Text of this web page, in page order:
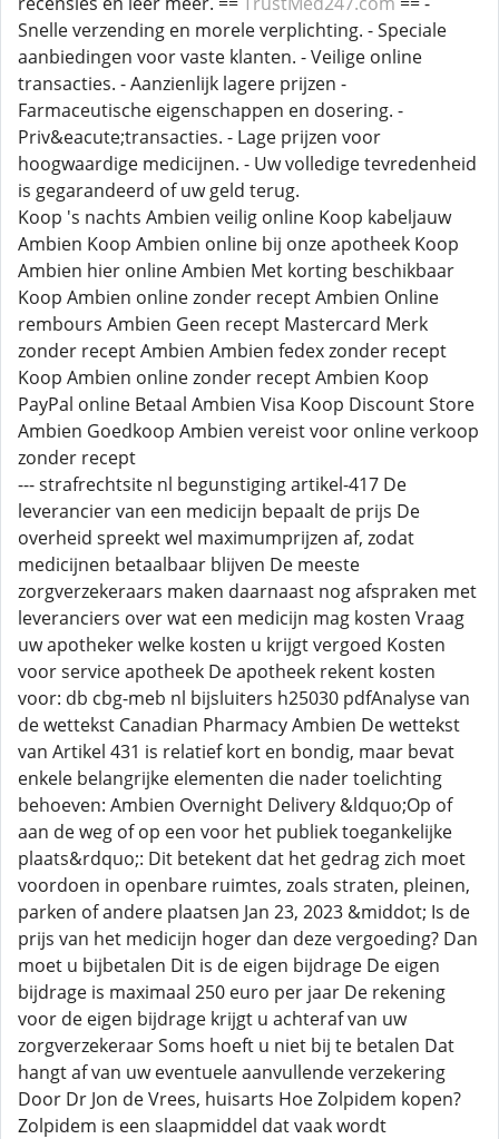
Snelle verzending en morele verplichting. - Speciale
aanbiedingen voor vaste klanten. - Veilige online
transacties. - Aanzienlijk lagere prijzen -
Farmaceutische eigenschappen en dosering. -
Priv&eacute;transacties. - Lage prijzen voor
hoogwaardige medicijnen. - Uw volledige tevredenheid
is gegarandeerd of uw geld terug.
Koop 's nachts Ambien veilig online Koop kabeljauw
Ambien Koop Ambien online bij onze apotheek Koop
Ambien hier online Ambien Met korting beschikbaar
Koop Ambien online zonder recept Ambien Online
rembours Ambien Geen recept Mastercard Merk
zonder recept Ambien Ambien fedex zonder recept
Koop Ambien online zonder recept Ambien Koop
PayPal online Betaal Ambien Visa Koop Discount Store
Ambien Goedkoop Ambien vereist voor online verkoop
zonder recept
--- strafrechtsite nl begunstiging artikel-417 De
leverancier van een medicijn bepaalt de prijs De
overheid spreekt wel maximumprijzen af, zodat
medicijnen betaalbaar blijven De meeste
zorgverzekeraars maken daarnaast nog afspraken met
leveranciers over wat een medicijn mag kosten Vraag
uw apotheker welke kosten u krijgt vergoed Kosten
voor service apotheek De apotheek rekent kosten
voor: db cbg-meb nl bijsluiters h25030 pdfAnalyse van
de wettekst Canadian Pharmacy Ambien De wettekst
van Artikel 431 is relatief kort en bondig, maar bevat
enkele belangrijke elementen die nader toelichting
behoeven: Ambien Overnight Delivery &ldquo;Op of
aan de weg of op een voor het publiek toegankelijke
plaats&rdquo;: Dit betekent dat het gedrag zich moet
voordoen in openbare ruimtes, zoals straten, pleinen,
parken of andere plaatsen Jan 23, 2023 &middot; Is de
prijs van het medicijn hoger dan deze vergoeding? Dan
moet u bijbetalen Dit is de eigen bijdrage De eigen
bijdrage is maximaal 250 euro per jaar De rekening
voor de eigen bijdrage krijgt u achteraf van uw
zorgverzekeraar Soms hoeft u niet bij te betalen Dat
hangt af van uw eventuele aanvullende verzekering
Door Dr Jon de Vrees, huisarts Hoe Zolpidem kopen?
Zolpidem is een slaapmiddel dat vaak wordt